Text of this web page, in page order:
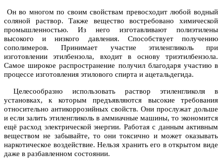
Он во многом по своим свойствам превосходит любой водный
соляной раствор. Также вещество востребовано химической
промышленностью. Из него изготавливают полиэтилены
высокого и низкого давления. Способствует получению
сополимеров. Принимает участие этиленгликоль при
изготовлении этилбензола, входит в основу триэтилбензола.
Самое широкое распространение получил благодаря участию в
процессе изготовления этилового спирта и ацетальдегида.
Целесообразно использовать раствор этиленгликоля в
установках, к которым предъявляются высокие требования
относительно антикоррозийных свойств. Они прослужат дольше
и если залить этиленгликоль в аммиачные машины, то экономится
ещё расход электрической энергии. Работая с данным активным
веществом не забывайте, то они токсично и может оказывать
наркотическое воздействие. Нельзя хранить его в открытом виде
даже в разбавленном состоянии.